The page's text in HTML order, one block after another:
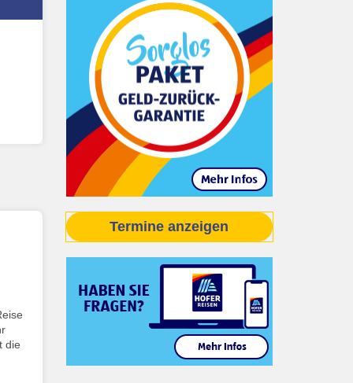
Termine anzeigen
die